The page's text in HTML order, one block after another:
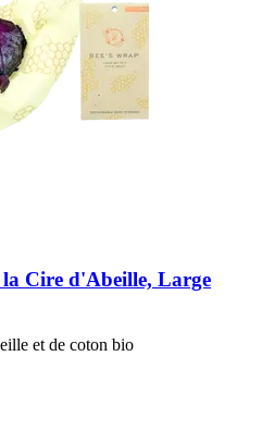
la Cire d'Abeille, Large
et de coton bio